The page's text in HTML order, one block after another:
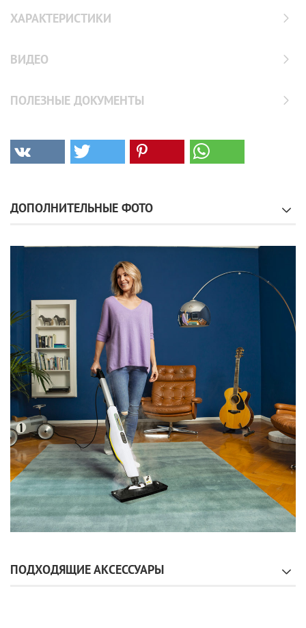
ХАРАКТЕРИСТИКИ
ВИДЕО
ПОЛЕЗНЫЕ ДОКУМЕНТЫ
ДОПОЛНИТЕЛЬНЫЕ ФОТО
ПОДХОДЯЩИЕ АКСЕССУАРЫ